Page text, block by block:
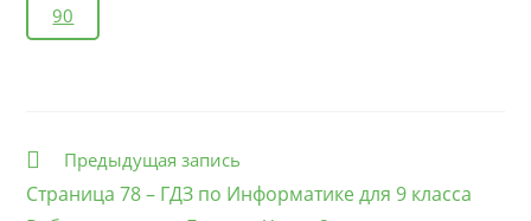
90
Еще
Предыдущая запись
Страница 78 – ГДЗ по Информатике для 9 класса